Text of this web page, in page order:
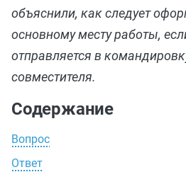
объяснили, как следует
основному месту работы,
отправляется в
совместителя.
Содержание
Вопрос
Ответ